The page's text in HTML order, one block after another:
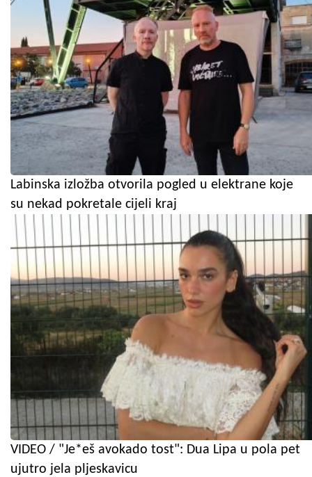
Labinska izložba otvorila pogled u elektrane koje
su nekad pokretale cijeli kraj
VIDEO / "Je*eš avokado tost": Dua Lipa u pola pet
ujutro jela pljeskavicu